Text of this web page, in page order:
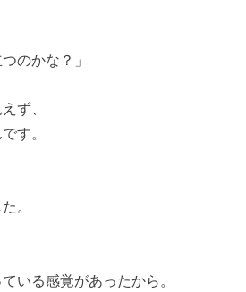
のかな？」
ず、
す。
。
いる感覚があったから。